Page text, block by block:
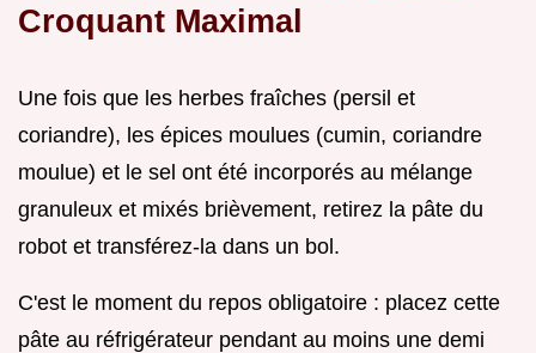
Croquant Maximal
Une fois que les herbes fraîches (persil et
coriandre), les épices moulues (cumin, coriandre
moulue) et le sel ont été incorporés au mélange
granuleux et mixés brièvement, retirez la pâte du
robot et transférez-la dans un bol.
C'est le moment du repos obligatoire : placez cette
pâte au réfrigérateur pendant au moins une demi